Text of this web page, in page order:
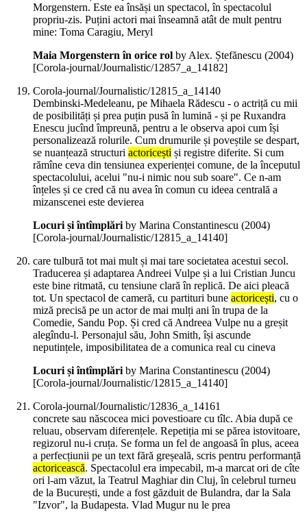
Morgenstern. Este ea însăși un spectacol, în spectacolul
propriu-zis. Puțini actori mai înseamnă atât de mult pentru
mine: Toma Caragiu, Meryl
Maia Morgenstern în orice rol by Alex. Ștefănescu (2004)
[Corola-journal/Journalistic/12857_a_14182]
Corola-journal/Journalistic/12815_a_14140
Dembinski-Medeleanu, pe Mihaela Rădescu - o actriță cu mii
de posibilități și prea puțin pusă în lumină - și pe Ruxandra
Enescu jucînd împreună, pentru a le observa apoi cum își
personalizează rolurile. Cum drumurile și poveștile se despart,
se nuanțează structuri actoricești și registre diferite. Si cum
rămîne ceva din tensiunea experienței comune, de la începutul
spectacolului, acelui "nu-i nimic nou sub soare". Ce n-am
înțeles și ce cred că nu avea în comun cu ideea centrală a
mizanscenei este devierea
Locuri și întîmplăriby Marina Constantinescu (2004)
[Corola-journal/Journalistic/12815_a_14140]
care tulbură tot mai mult și mai tare societatea acestui secol.
Traducerea și adaptarea Andreei Vulpe și a lui Cristian Juncu
este bine ritmată, cu tensiune clară în replică. De aici pleacă
tot. Un spectacol de cameră, cu partituri bune actoricești, cu o
miză precisă pe un actor de mai mulți ani în trupa de la
Comedie, Sandu Pop. Și cred că Andreea Vulpe nu a greșit
alegîndu-l. Personajul său, John Smith, își ascunde
neputințele, imposibilitatea de a comunica real cu cineva
Locuri și întîmplăriby Marina Constantinescu (2004)
[Corola-journal/Journalistic/12815_a_14140]
Corola-journal/Journalistic/12836_a_14161
concrete sau născocea mici povestioare cu tîlc. Abia după ce
reluau, observam diferențele. Repetiția mi se părea istovitoare,
regizorul nu-i cruța. Se forma un fel de angoasă în plus, aceea
a perfecțiunii pe un text fără greșeală, scris pentru performanță
actoricească. Spectacolul era impecabil, m-a marcat ori de cîte
ori l-am văzut, la Teatrul Maghiar din Cluj, în celebrul turneu
de la București, unde a fost găzduit de Bulandra, dar la Sala
"Izvor", la Budapesta. Vlad Mugur nu le prea